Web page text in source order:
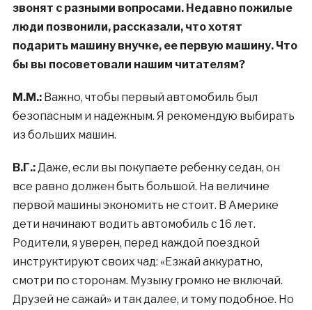
звонят с разными вопросами. Недавно пожилые
люди позвонили, рассказали, что хотят
подарить машину внучке, ее первую машину. Что
бы вы посоветовали нашим читателям?
М.М.:Важно, чтобы первый автомобиль был
безопасным и надежным. Я рекомендую выбирать
из больших машин.
В.Г.:Даже, если вы покупаете ребенку седан, он
все равно должен быть большой. На величине
первой машины экономить не стоит. В Америке
дети начинают водить автомобиль с 16 лет.
Родители, я уверен, перед каждой поездкой
инструктируют своих чад: «Езжай аккуратно,
смотри по сторонам. Музыку громко не включай.
Друзей не сажай» и так далее, и тому подобное. Но